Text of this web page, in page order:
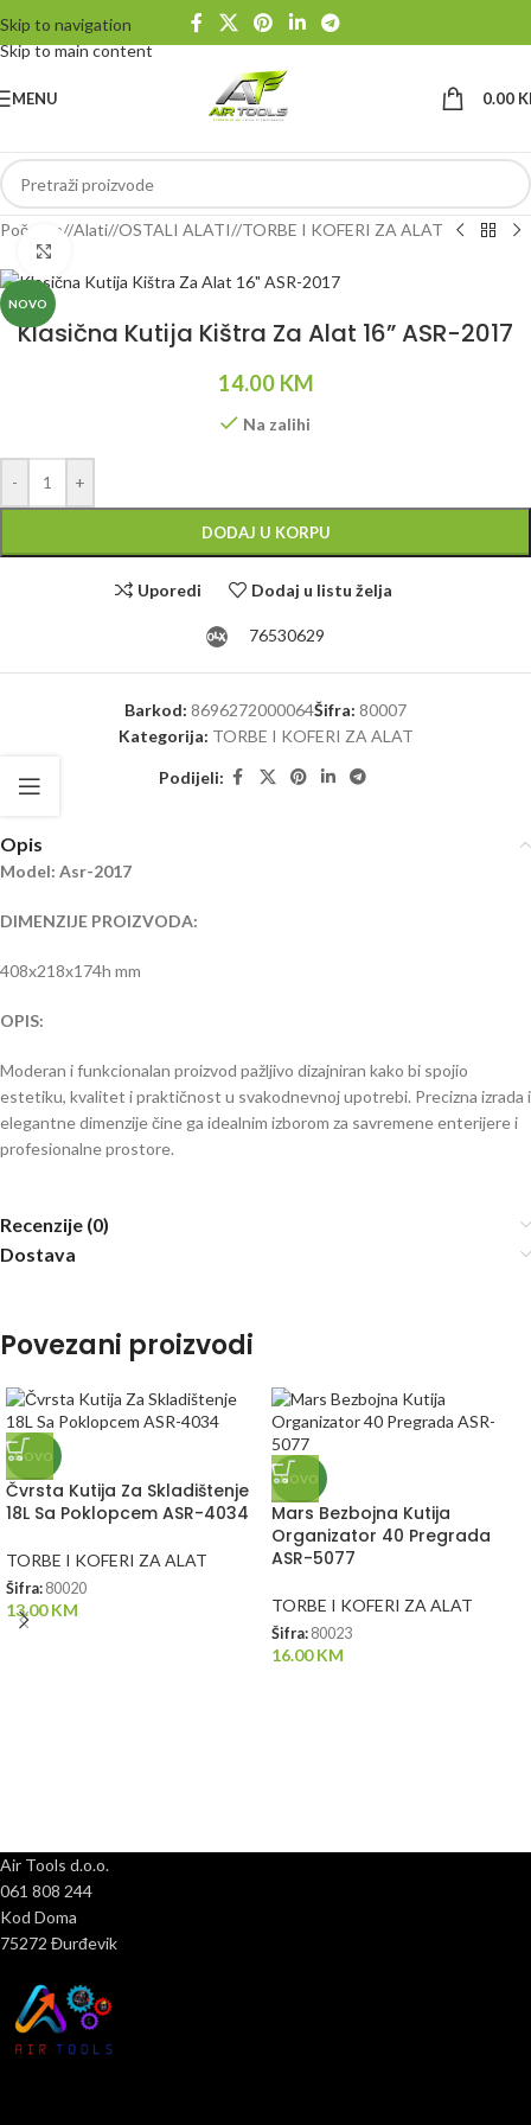
Skip to navigation
Skip to main content
MENU 0.00
Početna/ Alati/ OSTALI ALATI/ TORBE I KOFERI ZA ALAT
NOVO
Klasična Kutija Kištra Za Alat 16” ASR-2017
14.00 KM
Na zalihi
- +
DODAJ U KORPU
Uporedi Dodaj u listu želja
76530629
Barkod: 8696272000064Šifra: 80007
Kategorija: TORBE I KOFERI ZA ALAT
Podijeli:
Opis
Model: Asr-2017
DIMENZIJE PROIZVODA:
408x218x174h mm
OPIS:
Moderan i funkcionalan proizvod pažljivo dizajniran kako bi spojio
estetiku, kvalitet i praktičnost u svakodnevnoj upotrebi. Precizna izrada i
elegantne dimenzije čine ga idealnim izborom za savremene enterijere i
profesionalne prostore.
Recenzije (0)
Dostava
Povezani proizvodi
NOVO
Čvrsta Kutija Za Skladištenje
18L Sa Poklopcem ASR-4034
TORBE I KOFERI ZA ALAT
Šifra: 80020
13.00KM
NOVO
Mars Bezbojna Kutija
Organizator 40 Pregrada
ASR-5077
TORBE I KOFERI ZA ALAT
Šifra: 80023
16.00KM
Air Tools d.o.o.
061 808 244
Kod Doma
75272 Đurđevik